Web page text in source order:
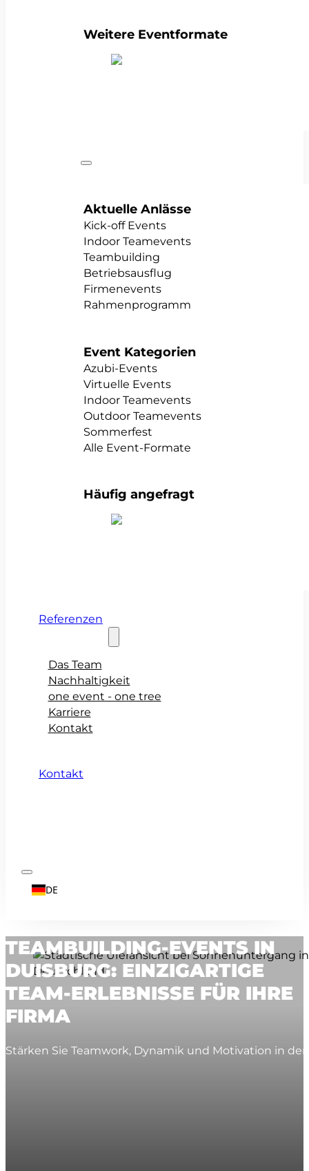
Weitere Eventformate
Aktuelle Anlässe
Kick-off Events
Indoor Teamevents
Teambuilding
Betriebsausflug
Firmenevents
Rahmenprogramm
Event Kategorien
Azubi-Events
Virtuelle Events
Indoor Teamevents
Outdoor Teamevents
Sommerfest
Alle Event-Formate
Häufig angefragt
Referenzen
Das Team
Nachhaltigkeit
one event - one tree
Karriere
Kontakt
Kontakt
DE
TEAMBUILDING-EVENTS IN
DUISBURG: EINZIGARTIGE
TEAM-ERLEBNISSE FÜR IHRE
FIRMA
Stärken Sie Teamwork, Dynamik und Motivation in